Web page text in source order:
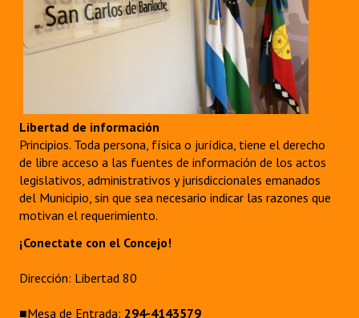
Libertad de información
Principios. Toda persona, física o jurídica, tiene el derecho
de libre acceso a las fuentes de información de los actos
legislativos, administrativos y jurisdiccionales emanados
del Municipio, sin que sea necesario indicar las razones que
motivan el requerimiento.
¡Conectate con el Concejo!
Dirección: Libertad 80
■Mesa de Entrada: 294-4143579